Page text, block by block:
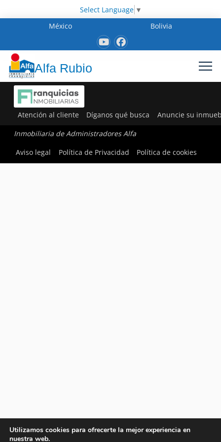
Select Language ▼
México
Bolivia
Alfa Rubio
Atención al cliente Díganos qué busca Anuncie su
Inmobiliaria de Administradores Alfa
Aviso legal
Política de Privacidad Política de cookies
Utilizamos cookies para ofrecerte la mejor experiencia en
nuestra web.